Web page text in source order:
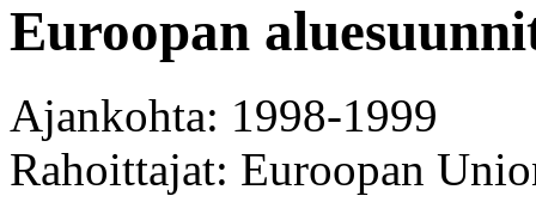
Euroopan
Ajankohta: 1998-1999
Rahoittajat: Euroopan